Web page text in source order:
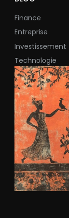
Finance
Entreprise
Investissement
Technologie